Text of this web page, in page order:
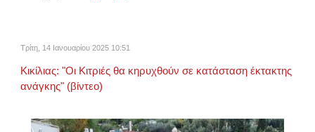
Τρίτη, 14 Ιανουαρίου 2025 10:51
Κικίλιας: "Οι Κιτριές θα κηρυχθούν σε κατάσταση έκτακτης
ανάγκης" (βίντεο)